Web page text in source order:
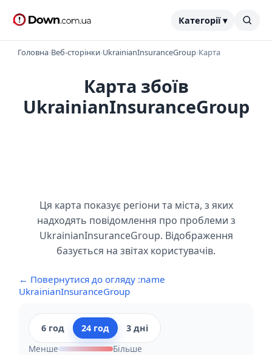
Категорії ▾
Головна›Веб-сторінки›UkrainianInsuranceGroup›Карта
Карта збоїв
UkrainianInsuranceGroup
Ця карта показує регіони та міста, з яких
надходять повідомлення про проблеми з
UkrainianInsuranceGroup. Відображення
базується на звітах користувачів.
← Повернутися до огляду :name
UkrainianInsuranceGroup
6 год 24 год
3 дні
Менше
Більше